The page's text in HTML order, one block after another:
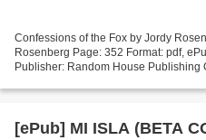
Confessions of the Fox by Jordy
Rosenberg Page: 352 Format: pdf,
Publisher: Random House Publishing
[ePub] MI ISLA (BETA